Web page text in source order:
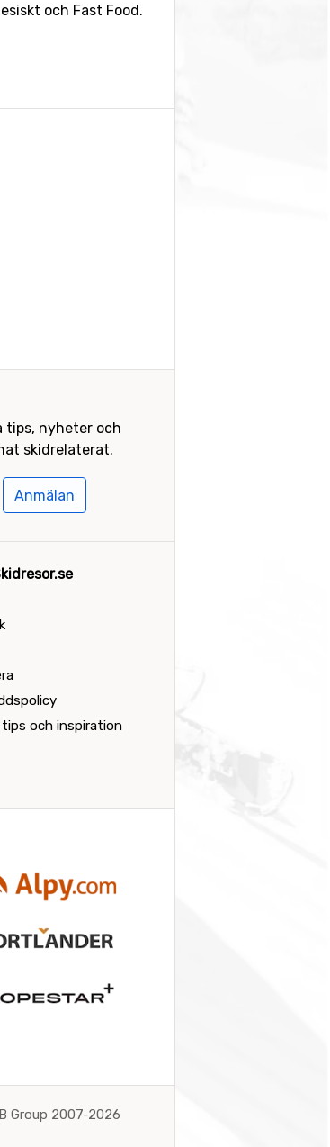
och Fast Food.
tips, nyheter och
skidrelaterat.
Anmälan
tips och inspiration
Group 2007-2026